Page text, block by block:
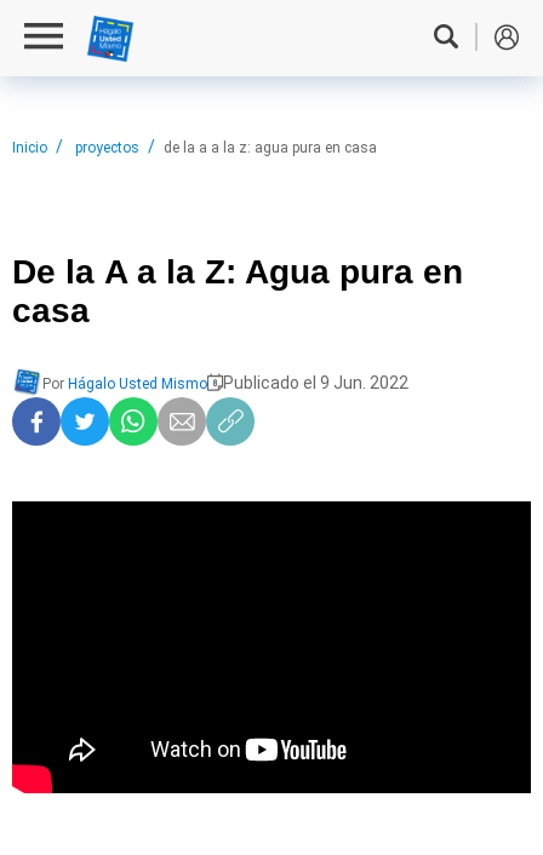
Inicio proyectos de la a a la z: agua pura en casa
De la A a la Z: Agua pura en
casa
Por Hágalo Usted Mismo Publicado el 9 Jun. 2022